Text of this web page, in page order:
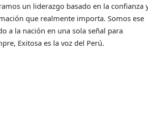
un liderazgo basado en la confianza
que realmente importa. Somos ese
a la nación en una sola señal para
Exitosa es la voz del Perú.